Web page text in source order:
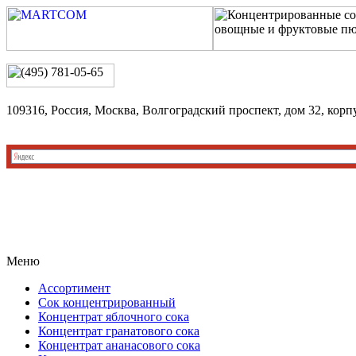
109316, Россия, Москва, Волгоградский проспект, дом 32,
Меню
Ассортимент
Сок концентрированный
Концентрат яблочного сока
Концентрат гранатового сока
Концентрат ананасового сока